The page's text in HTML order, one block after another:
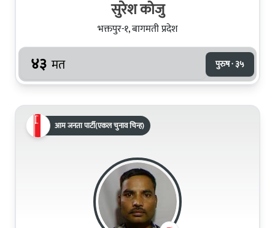
सुरेश कोजु
भक्तपुर-१, बागमती प्रदेश
४३ मत पुरुष · ३५
आम जनता पार्टी(एकल चुनाव चिन्ह)